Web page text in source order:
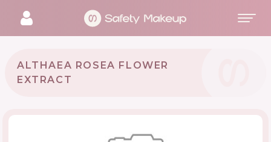
ALTHAEA ROSEA FLOWER
EXTRACT